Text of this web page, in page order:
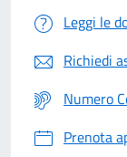
Leggi le
Richiedi
Numero
Prenota